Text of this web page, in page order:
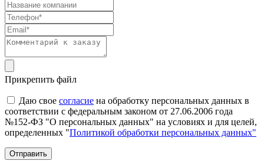
Прикрепить файл
Даю свое согласие на обработку персональных данных в
соответствии с федеральным законом от 27.06.2006 года
№152-ФЗ "О персональных данных" на условиях и для целей,
определенных "Политикой обработки персональных данных"
Отправить